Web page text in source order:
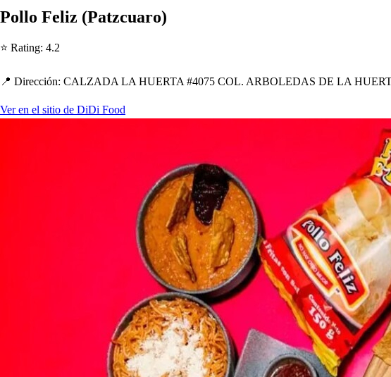
Pollo Feliz (Patzcuaro)
⭐ Rating: 4.2
📍 Dirección: CALZADA LA HUERTA #4075 COL. ARBOLEDAS DE LA
Ver en el sitio de DiDi Food